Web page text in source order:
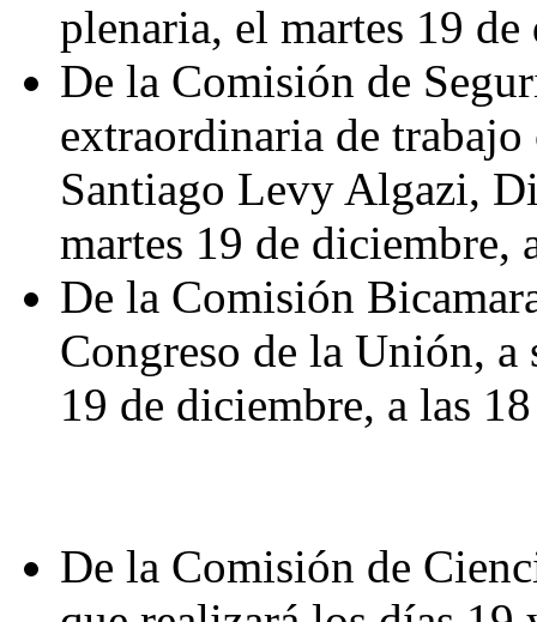
plenaria, el martes 19
De la Comisión de
extraordinaria de
Santiago Levy Algazi,
martes 19 de diciembre,
De la Comisión
Congreso de la Unión, a
19 de diciembre, a las
De la Comisión de